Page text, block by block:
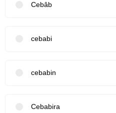
Cebâb
cebabi
cebabin
Cebabira